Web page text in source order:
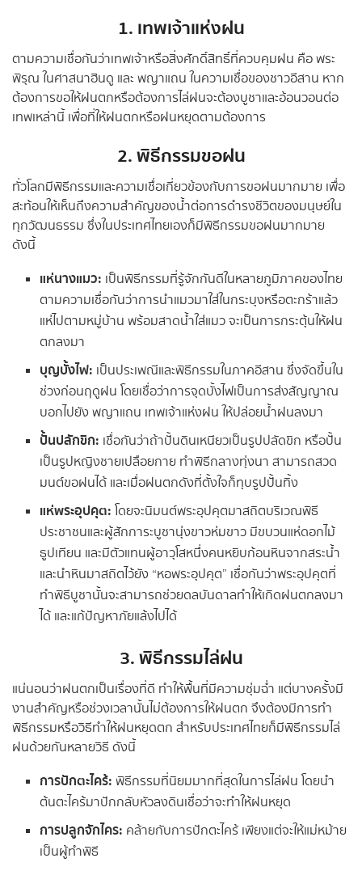
1. เทพเจ้าแห่งฝน
ตามความเชื่อกันว่าเทพเจ้าหรือสิ่งศักดิ์สิทธิ์ที่ควบคุมฝน คือ พระ
พิรุณ ในศาสนาฮินดู และ พญาแถน ในความเชื่อของชาวอีสาน หาก
ต้องการขอให้ฝนตกหรือต้องการไล่ฝนจะต้องบูชาและอ้อนวอนต่อ
เทพเหล่านี้ เพื่อที่ให้ฝนตกหรือฝนหยุดตามต้องการ
2. พิธีกรรมขอฝน
ทั่วโลกมีพิธีกรรมและความเชื่อเกี่ยวข้องกับการขอฝนมากมาย เพื่อ
สะท้อนให้เห็นถึงความสำคัญของน้ำต่อการดำรงชีวิตของมนุษย์ใน
ทุกวัฒนธรรม ซึ่งในประเทศไทยเองก็มีพิธีกรรมขอฝนมากมาย
ดังนี้
แห่นางแมว: เป็นพิธีกรรมที่รู้จักกันดีในหลายภูมิภาคของไทย
ตามความเชื่อกันว่าการนำแมวมาใส่ในกระบุงหรือตะกร้าแล้ว
แห่ไปตามหมู่บ้าน พร้อมสาดน้ำใส่แมว จะเป็นการกระตุ้นให้ฝน
ตกลงมา
บุญบั้งไฟ: เป็นประเพณีและพิธีกรรมในภาคอีสาน ซึ่งจัดขึ้นใน
ช่วงก่อนฤดูฝน โดยเชื่อว่าการจุดบั้งไฟเป็นการส่งสัญญาณ
บอกไปยัง พญาแถน เทพเจ้าแห่งฝน ให้ปล่อยน้ำฝนลงมา
ปั้นปลักขิก: เชื่อกันว่าถ้าปั้นดินเหนียวเป็นรูปปลัดขิก หรือปั้น
เป็นรูปหญิงชายเปลือยกาย ทำพิธีกลางทุ่งนา สามารถสวด
มนต์ขอฝนได้ และเมื่อฝนตกดังที่ตั้งใจก็ทุบรูปปั้นทิ้ง
แห่พระอุปคุต: โดยจะนิมนต์พระอุปคุตมาสถิตบริเวณพิธี
ประชาชนและผู้สักการะบูชานุ่งขาวห่มขาว มีขบวนแห่ดอกไม้
ธูปเทียน และมีตัวแทนผู้อาวุโสหนึ่งคนหยิบก้อนหินจากสระน้ำ
และนำหินมาสถิตไว้ยัง “หอพระอุปคุต” เชื่อกันว่าพระอุปคุตที่
ทำพิธีบูชานั้นจะสามารถช่วยดลบันดาลทำให้เกิดฝนตกลงมา
ได้ และแก้ปัญหาภัยแล้งไปได้
3. พิธีกรรมไล่ฝน
แน่นอนว่าฝนตกเป็นเรื่องที่ดี ทำให้พื้นที่มีความชุ่มฉ่ำ แต่บางครั้งมี
งานสำคัญหรือช่วงเวลานั้นไม่ต้องการให้ฝนตก จึงต้องมีการทำ
พิธีกรรมหรือวิธีทำให้ฝนหยุดตก สำหรับประเทศไทยก็มีพิธีกรรมไล่
ฝนด้วยกันหลายวิธี ดังนี้
การปักตะไคร้: พิธีกรรมที่นิยมมากที่สุดในการไล่ฝน โดยนำ
ต้นตะไคร้มาปักกลับหัวลงดินเชื่อว่าจะทำให้ฝนหยุด
การปลูกจักไคร: คล้ายกับการปักตะไคร้ เพียงแต่จะให้แม่หม้าย
เป็นผู้ทำพิธี